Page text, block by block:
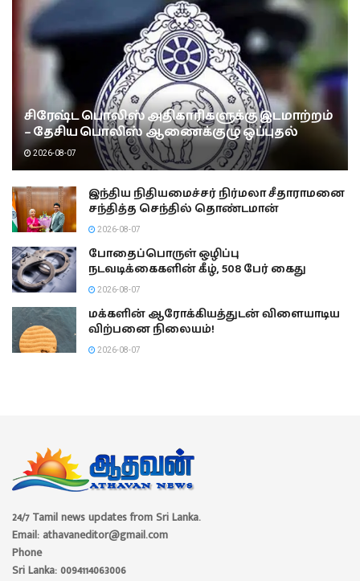
சிரேஷ்ட பொலிஸ் அதிகாரிகளுக்கு இடமாற்றம்
– தேசிய பொலிஸ் ஆணைக்குழு ஒப்புதல்
2026-08-07
இந்திய நிதியமைச்சர் நிர்மலா சீதாராமனை
சந்தித்த செந்தில் தொண்டமான்
2026-08-07
போதைப்பொருள் ஒழிப்பு
நடவடிக்கைகளின் கீழ், 508 பேர் கைது
2026-08-07
மக்களின் ஆரோக்கியத்துடன் விளையாடிய
விற்பனை நிலையம்!
2026-08-07
24/7 Tamil news updates from Sri Lanka.
Email: athavaneditor@gmail.com
Phone
Sri Lanka: 0094114063006